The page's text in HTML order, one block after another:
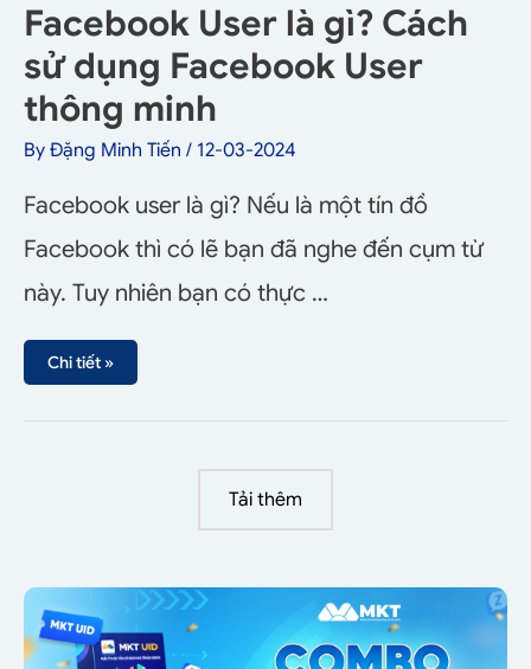
Facebook User là gì? Cách
sử dụng Facebook User
thông minh
By Đặng Minh Tiến / 12-03-2024
Facebook user là gì? Nếu là một tín đồ
Facebook thì có lẽ bạn đã nghe đến cụm từ
này. Tuy nhiên bạn có thực …
Chi tiết »
Tải thêm